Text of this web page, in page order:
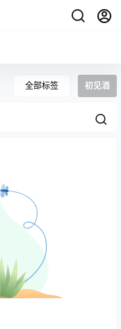
全部标签 初见酒